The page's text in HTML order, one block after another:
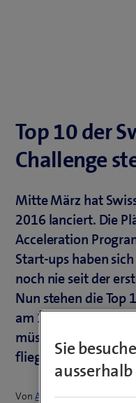
Top 10 der
Challenge
Mitte März hat
2016 lanciert. Die
Acceleration
Start-ups haben
noch nie seit der
Nun stehen die Top
am 16. August an
müssen, denn nur
fliegen ins Silicon
VonArmin Schädeli
Sie